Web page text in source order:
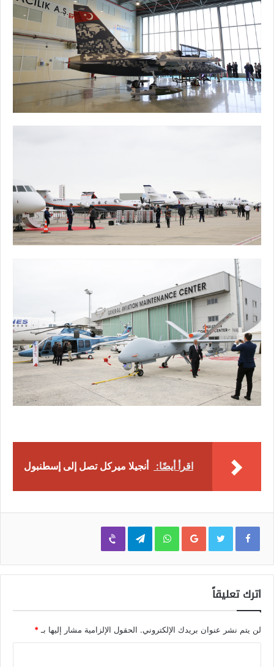
اقرأ أيضًا: أنجيلا ميركل تصل إلى إسطنبول
Google+
WhatsApp
Telegram
Viber
اترك تعليقاً
لن يتم نشر عنوان بريدك الإلكتروني. الحقول الإلزامية مشار إليها بـ *